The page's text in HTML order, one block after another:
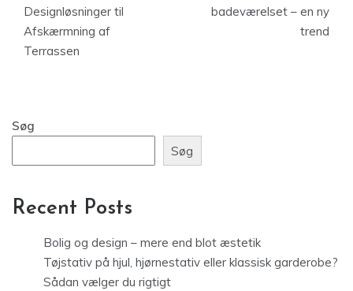
Designløsninger til
Afskærmning af
Terrassen
badeværelset – en ny
trend
Søg
Søg
Recent Posts
Bolig og design – mere end blot æstetik
Tøjstativ på hjul, hjørnestativ eller klassisk garderobe?
Sådan vælger du rigtigt